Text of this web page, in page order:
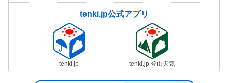
tenki.jp公式アプリ
tenki.jp tenki.jp 登山天気